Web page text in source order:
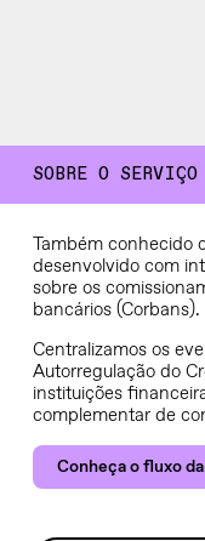
SOBRE O SERVIÇO
Também conhecido
desenvolvido com
sobre os
bancários (Corbans).
Centralizamos os
Autorregulação do
instituições
complementar de
Conheça o fluxo